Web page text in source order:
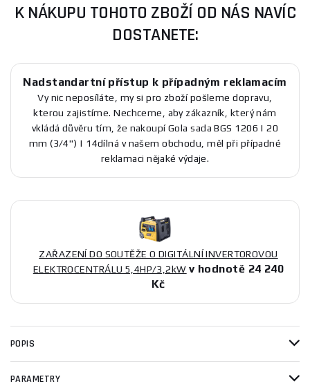
K NÁKUPU TOHOTO ZBOŽÍ OD NÁS NAVÍC
DOSTANETE:
Nadstandartní přístup k případným reklamacím
Vy nic neposíláte, my si pro zboží pošleme dopravu,
kterou zajistíme. Nechceme, aby zákazník, který nám
vkládá důvěru tím, že nakoupí Gola sada BGS 1206 | 20
mm (3/4") | 14dílná v našem obchodu, měl při případné
reklamaci nějaké výdaje.
ZAŘAZENÍ DO SOUTĚŽE O DIGITÁLNÍ INVERTOROVOU
ELEKTROCENTRÁLU 5,4HP/3,2kW v hodnotě 24 240
Kč
POPIS
PARAMETRY